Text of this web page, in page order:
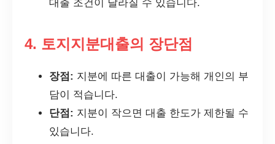
대출 조건이 달라질 수 있습니다.
4. 토지지분대출의 장단점
장점: 지분에 따른 대출이 가능해 개인의 부
담이 적습니다.
단점: 지분이 작으면 대출 한도가 제한될 수
있습니다.